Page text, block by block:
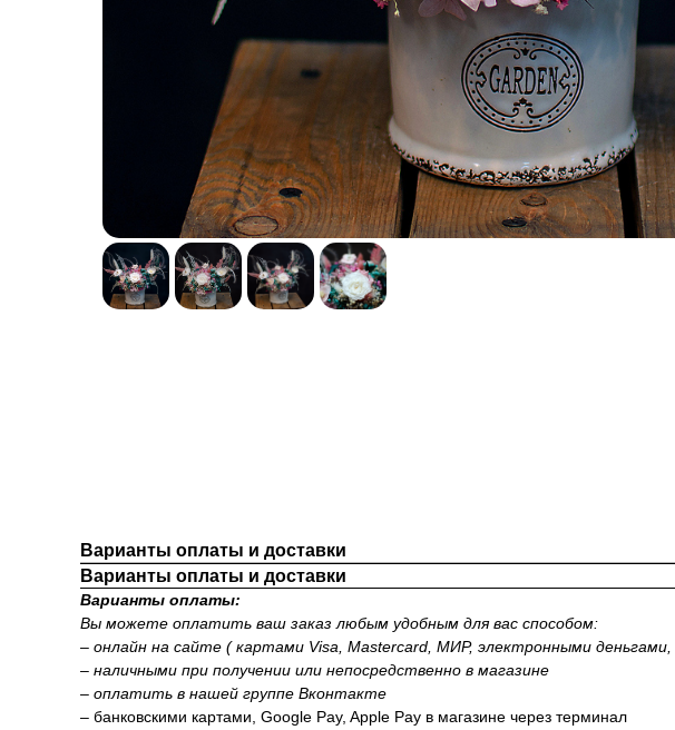
Варианты оплаты и доставки
Варианты оплаты и доставки
Варианты оплаты:
Вы можете оплатить ваш заказ любым удобным для вас способом:
– онлайн на сайте ( картами Visa, Mastercard, МИР, электронными
– наличными при получении или непосредственно в магазине
– оплатить в нашей группе Вконтакте
– банковскими картами, Google Pay, Apple Pay в магазине через терминал